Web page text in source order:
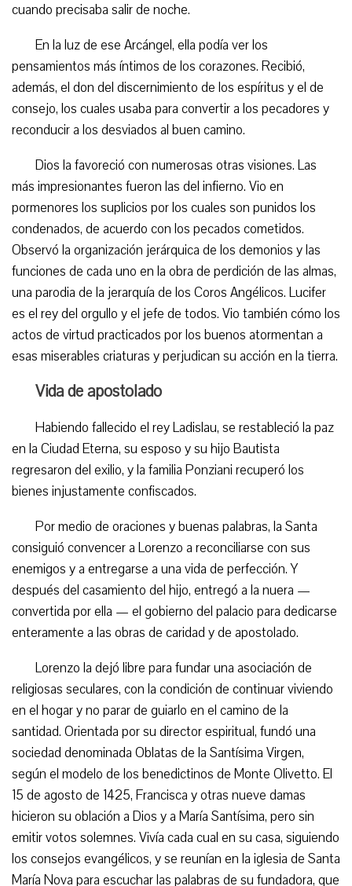
cuando precisaba salir de noche.
En la luz de ese Arcángel, ella podía ver los
pensamientos más íntimos de los corazones. Recibió,
además, el don del discernimiento de los espíritus y el de
consejo, los cuales usaba para convertir a los pecadores y
reconducir a los desviados al buen camino.
Dios la favoreció con numerosas otras visiones. Las
más impresionantes fueron las del infierno. Vio en
pormenores los suplicios por los cuales son punidos los
condenados, de acuerdo con los pecados cometidos.
Observó la organización jerárquica de los demonios y las
funciones de cada uno en la obra de perdición de las almas,
una parodia de la jerarquía de los Coros Angélicos. Lucifer
es el rey del orgullo y el jefe de todos. Vio también cómo los
actos de virtud practicados por los buenos atormentan a
esas miserables criaturas y perjudican su acción en la tierra.
Vida de apostolado
Habiendo fallecido el rey Ladislau, se restableció la paz
en la Ciudad Eterna, su esposo y su hijo Bautista
regresaron del exilio, y la familia Ponziani recuperó los
bienes injustamente confiscados.
Por medio de oraciones y buenas palabras, la Santa
consiguió convencer a Lorenzo a reconciliarse con sus
enemigos y a entregarse a una vida de perfección. Y
después del casamiento del hijo, entregó a la nuera —
convertida por ella — el gobierno del palacio para dedicarse
enteramente a las obras de caridad y de apostolado.
Lorenzo la dejó libre para fundar una asociación de
religiosas seculares, con la condición de continuar viviendo
en el hogar y no parar de guiarlo en el camino de la
santidad. Orientada por su director espiritual, fundó una
sociedad denominada Oblatas de la Santísima Virgen,
según el modelo de los benedictinos de Monte Olivetto. El
15 de agosto de 1425, Francisca y otras nueve damas
hicieron su oblación a Dios y a María Santísima, pero sin
emitir votos solemnes. Vivía cada cual en su casa, siguiendo
los consejos evangélicos, y se reunían en la iglesia de Santa
María Nova para escuchar las palabras de su fundadora, que